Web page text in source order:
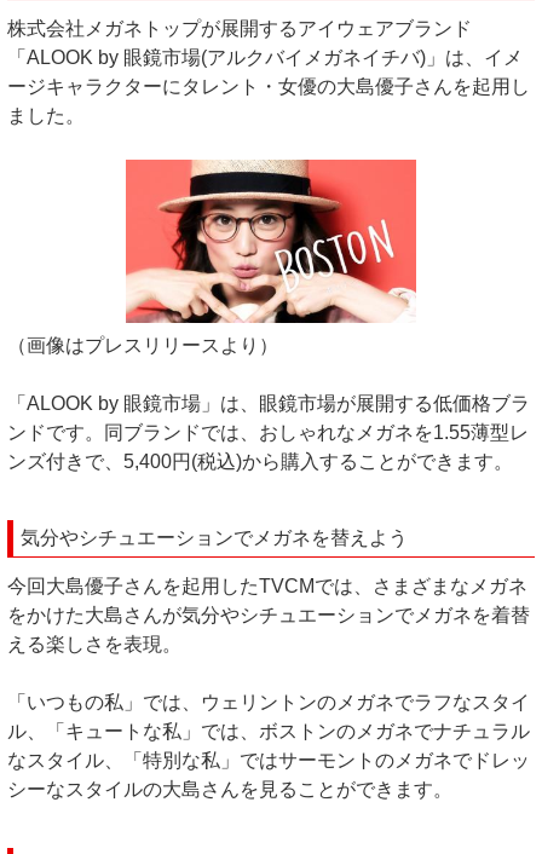
株式会社メガネトップが展開するアイウェアブランド
「ALOOK by 眼鏡市場(アルクバイメガネイチバ)」は、イメ
ージキャラクターにタレント・女優の大島優子さんを起用し
ました。
（画像はプレスリリースより）
「ALOOK by 眼鏡市場」は、眼鏡市場が展開する低価格ブラ
ンドです。同ブランドでは、おしゃれなメガネを1.55薄型レ
ンズ付きで、5,400円(税込)から購入することができます。
気分やシチュエーションでメガネを替えよう
今回大島優子さんを起用したTVCMでは、さまざまなメガネ
をかけた大島さんが気分やシチュエーションでメガネを着替
える楽しさを表現。
「いつもの私」では、ウェリントンのメガネでラフなスタイ
ル、「キュートな私」では、ボストンのメガネでナチュラル
なスタイル、「特別な私」ではサーモントのメガネでドレッ
シーなスタイルの大島さんを見ることができます。